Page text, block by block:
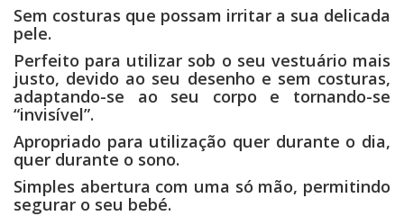
Sem costuras que possam irritar a sua delicada
pele.
Perfeito para utilizar sob o seu vestuário mais
justo, devido ao seu desenho e sem costuras,
adaptando-se ao seu corpo e tornando-se
“invisível”.
Apropriado para utilização quer durante o dia,
quer durante o sono.
Simples abertura com uma só mão, permitindo
segurar o seu bebé.